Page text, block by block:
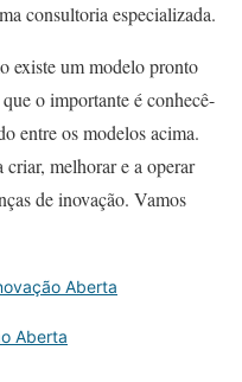
consultoria especializada.
existe um modelo pronto
o importante é conhecê-
entre os modelos acima.
melhorar e a operar
de inovação. Vamos
Aberta
Aberta